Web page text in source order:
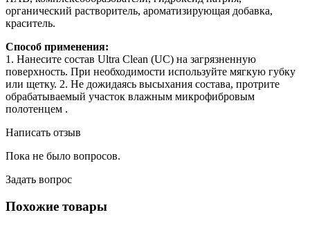
органический растворитель, ароматизирующая добавка,
краситель.
Способ применения:
1. Нанесите состав Ultra Clean (UC) на загрязненную
поверхность. При необходимости используйте мягкую губку
или щетку. 2. Не дожидаясь высыхания состава, протрите
обрабатываемый участок влажным микрофибровым
полотенцем .
Написать отзыв
Пока не было вопросов.
Задать вопрос
Похожие товары